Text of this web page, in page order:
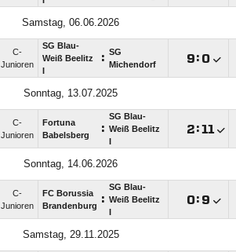
Samstag, 06.06.2026
C-
Junioren
SG Blau-
Weiß Beelitz
: SG
Michendorf
: 
Sonntag, 13.07.2025
C-
Junioren
Fortuna
Babelsberg
:
SG Blau-
Weiß Beelitz
:
Sonntag, 14.06.2026
C-
Junioren
FC Borussia
Brandenburg :
SG Blau-
Weiß Beelitz
: 
Samstag, 29.11.2025